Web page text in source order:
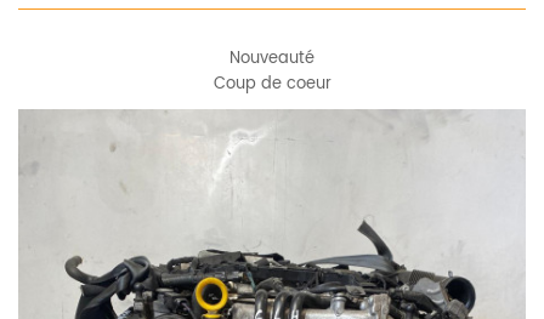
Nouveauté
Coup de coeur